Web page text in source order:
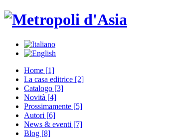
Home [1]
La casa editrice [2]
Catalogo [3]
Novità [4]
Prossimamente [5]
Autori [6]
News & eventi [7]
Blog [8]